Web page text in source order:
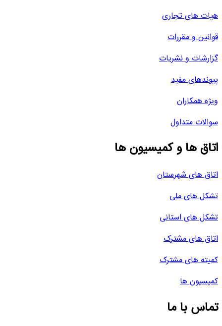
هیات های تجاری
قوانین و مقررات
گزارشات و نشریات
پیوندهای مفید
ویژه همکاران
سوالات متداول
اتاق ها و کمیسیون ها
اتاق های شهرستان
تشکل های ملی
تشکل های استانی
اتاق های مشترک
کمیته های مشترک
کمیسیون ها
تماس با ما